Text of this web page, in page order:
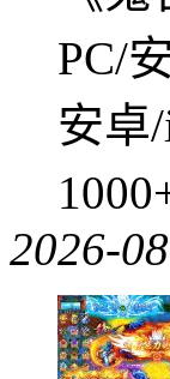
PC/
安卓
2026-